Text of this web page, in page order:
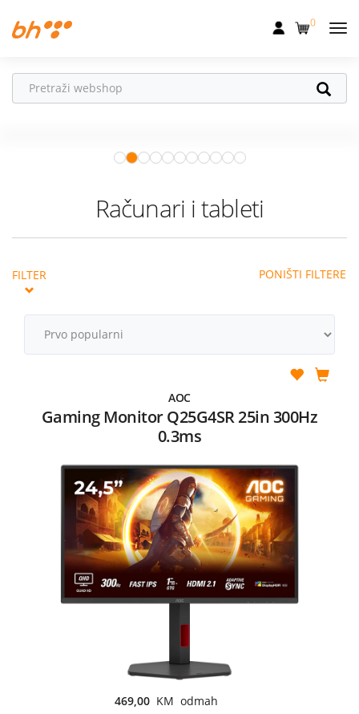
Fiksna
Akcije
Podrška
0
Ne propusti
Prood 04.08.–31.08. očekuju te
super pokloni!
Računari i tableti
FILTER PONIŠTI FILTERE
AOC
Gaming Monitor Q25G4SR 25in 300Hz
0.3ms
469,00 KM odmah